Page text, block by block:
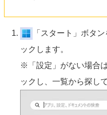
「スタート」ボタ
ックします。
※「設定」がない場合
ックし、一覧から探し